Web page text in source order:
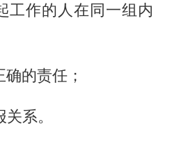
工作的人在同一组内
的责任；
系。